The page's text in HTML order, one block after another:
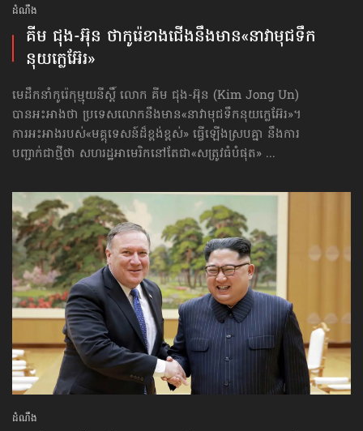
ដំណឹង
គីម ជុង-អ៊ុន ថាកូរ៉េខាងជើង​នឹងមាន«នាវាមុជទឹក​
នុយក្លេអ៊ែរ»
មេដឹកនាំកូរ៉េកុម្មុយនីស្ដិ៍ លោក គីម ជុង-អ៊ុន (Kim Jong Un)
បានអះអាងថា ប្រទេសលោក​នឹងមាន​«នាវាមុជទឹក​នុយក្លេអ៊ែរ»។
ការអះអាងរបស់«មគ្គុទេសន៍ដ៏ខ្ពង់ខ្ពស់» ធ្វើឡើងស្របគ្នា នឹងការ
បញ្ជាក់ជាថ្មីថា សហរដ្ឋអាមេរិកនៅតែជា«សត្រូវធំបំផុត» ...
ដំណឹង